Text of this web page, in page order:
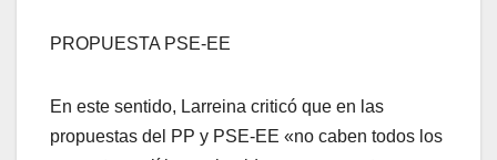
PROPUESTA PSE-EE
En este sentido, Larreina criticó que en las
propuestas del PP y PSE-EE «no caben todos los